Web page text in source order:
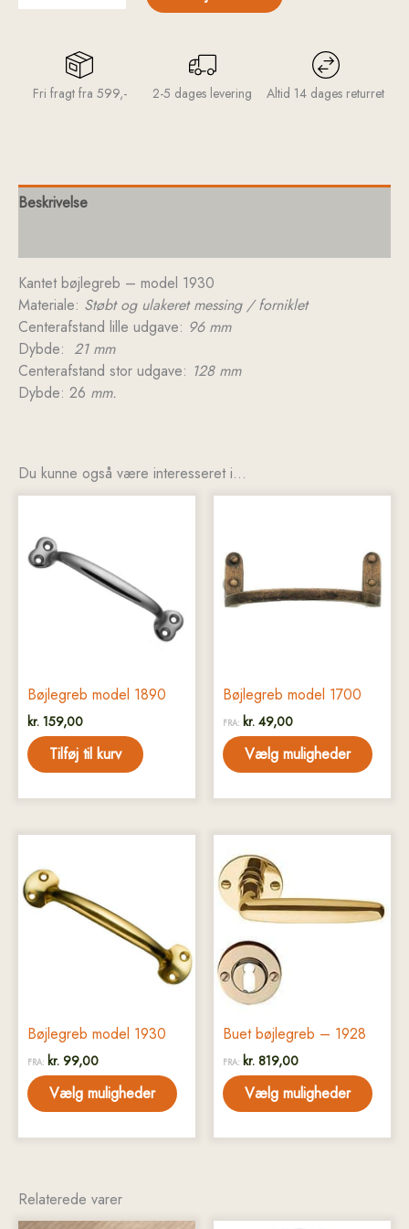
Fri fragt fra 599,- 2-5 dages levering Altid 14 dages returret
Beskrivelse
Kantet bøjlegreb – model 1930
Materiale: Støbt og ulakeret messing / forniklet
Centerafstand lille udgave: 96 mm
Dybde: 21 mm
Centerafstand stor udgave: 128 mm
Dybde: 26 mm.
Du kunne også være interesseret i…
Bøjlegreb model 1890
kr. 159,00
Tilføj til kurv
Bøjlegreb model 1700
FRA: kr. 49,00
Vælg muligheder
har
flere
varianter.
Mulighederne
varesiden
Bøjlegreb model 1930
FRA: kr. 99,00
Vælg muligheder
vare
har
flere
varesiden
Buet bøjlegreb – 1928
FRA: kr. 819,00
Vælg muligheder
vare
har
flere
Mulighederne
kan
vælges
varesiden
Relaterede varer